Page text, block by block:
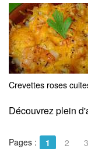
Crevettes roses
Découvrez plein
Pages : 1 2 3